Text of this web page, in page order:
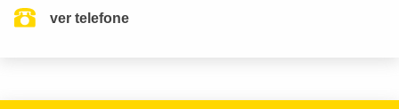
ver telefone